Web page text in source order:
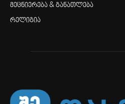
მეცნიერება & განათლება
რელიგია